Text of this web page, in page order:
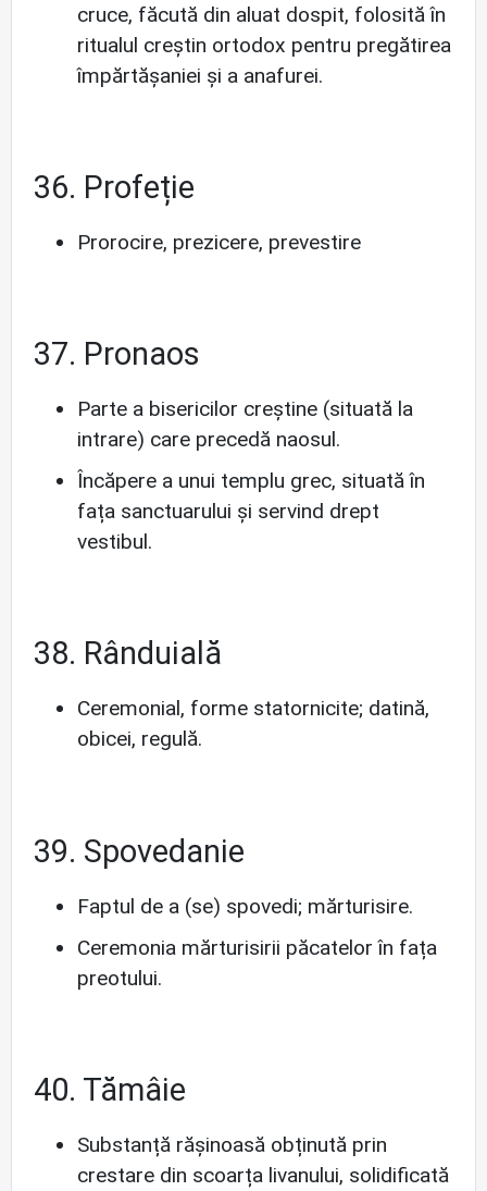
cruce, făcută din aluat dospit, folosită în
ritualul creștin ortodox pentru pregătirea
împărtășaniei și a anafurei.
36. Profeție
Prorocire, prezicere, prevestire
37. Pronaos
Parte a bisericilor creștine (situată la
intrare) care precedă naosul.
Încăpere a unui templu grec, situată în
fața sanctuarului și servind drept
vestibul.
38. Rânduială
Ceremonial, forme statornicite; datină,
obicei, regulă.
39. Spovedanie
Faptul de a (se) spovedi; mărturisire.
Ceremonia mărturisirii păcatelor în fața
preotului.
40. Tămâie
Substanță rășinoasă obținută prin
crestare din scoarța livanului, solidificată